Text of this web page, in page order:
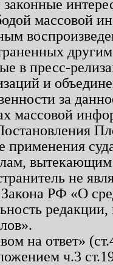
массовой
в пресс-
и
за
массовой
применения
вытекающим
не
РФ «О
на ответ»
ч.3